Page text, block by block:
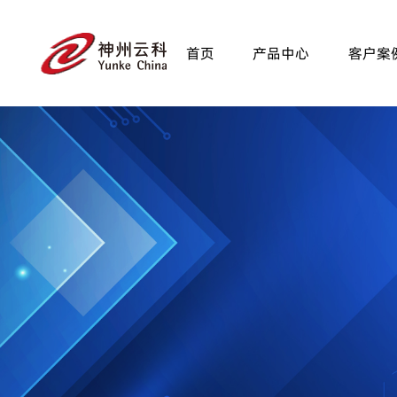
首页 产品中心 客户案